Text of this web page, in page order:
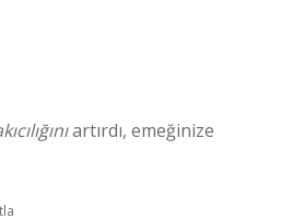
artırdı, emeğinize